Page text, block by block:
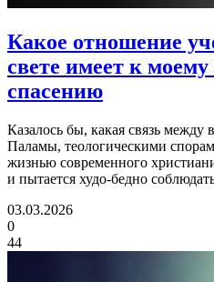
Какое отношение
свете имеет к
спасению
Казалось бы, какая связь между
Паламы, теологическими
жизнью современного
и пытается худо-бедно
03.03.2026
0
44